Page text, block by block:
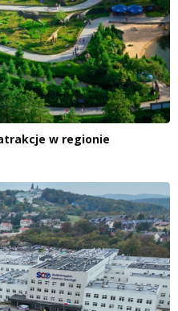
w regionie